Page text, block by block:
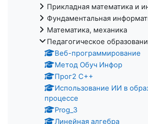
Прикладная математика и
Фундаментальная
Математика, механика
Педагогическое
Веб-программирование
Метод Обуч Инфор
Прог2 С++
Использование ИИ в
процессе
Prog_3
Линейная алгебра